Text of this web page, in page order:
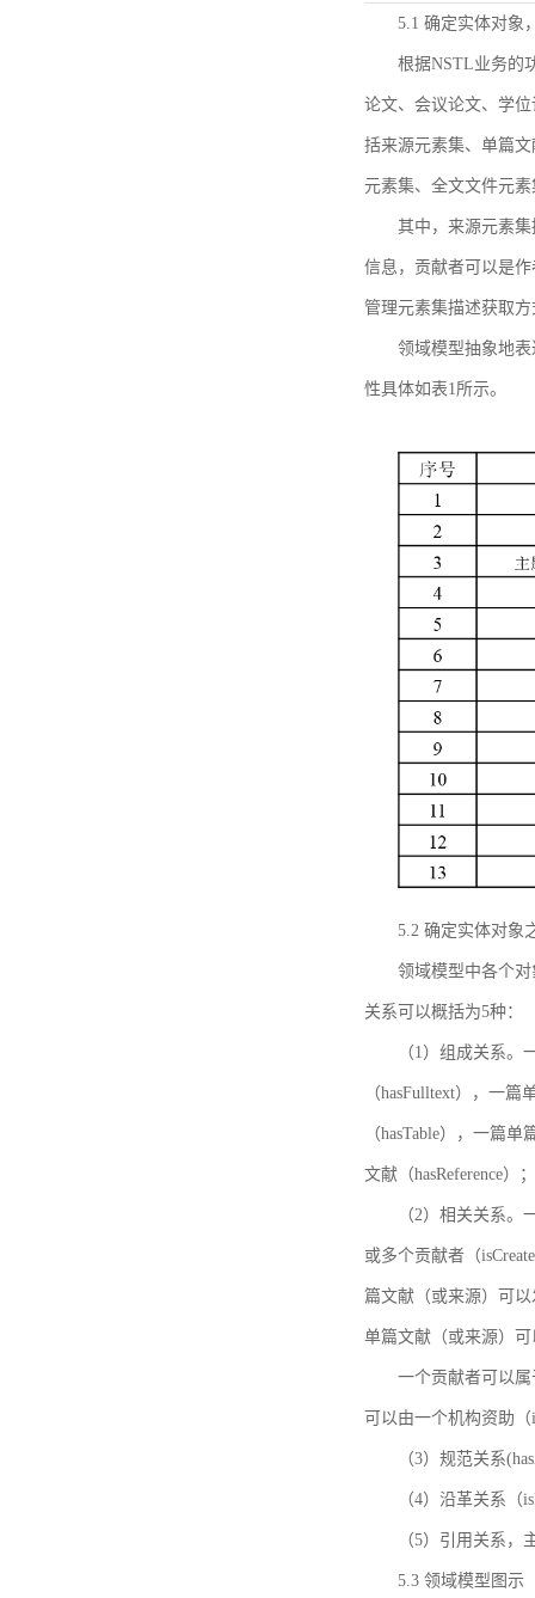
5.1 确定实体对象
根据NSTL业务的
论文、会议论文、学
括来源元素集、单篇
元素集、全文文件元
其中，来源元素
信息，贡献者可以是
管理元素集描述获取
领域模型抽象地
性具体如表1所示。
5.2 确定实体对象
领域模型中各个
关系可以概括为5种：
（1）组成关系
（hasFulltext），一
（hasTable），一篇
文献（hasReference）；
（2）相关关系
或多个贡献者（
篇文献（或来源）可
单篇文献（或来源）可
一个贡献者可以
可以由一个机构资助（
（3）规范关系
（4）沿革关系
（5）引用关系，
5.3 领域模型图示